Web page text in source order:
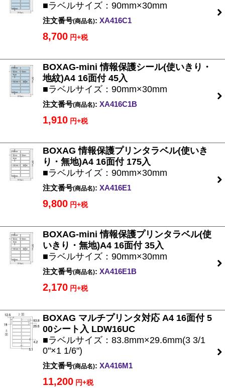
■ラベルサイズ：90mm×30mm
注文番号(商品名): XA416C1
8,700 円+税
BOXAG-mini 情報保護シール(使いきり・
地紋)A4 16面付 45入
■ラベルサイズ：90mm×30mm
注文番号(商品名): XA416C1B
1,910 円+税
BOXAG 情報保護プリンタラベル(使いき
り・無地)A4 16面付 175入
■ラベルサイズ：90mm×30mm
注文番号(商品名): XA416E1
9,800 円+税
BOXAG-mini 情報保護プリンタラベル(使
いきり・無地)A4 16面付 35入
■ラベルサイズ：90mm×30mm
注文番号(商品名): XA416E1B
2,170 円+税
BOXAG マルチプリンタ対応 A4 16面付 5
00シート入 LDW16UC
■ラベルサイズ：83.8mm×29.6mm(3 3/1
0"×1 1/6")
注文番号(商品名): XA416M1
11,200 円+税